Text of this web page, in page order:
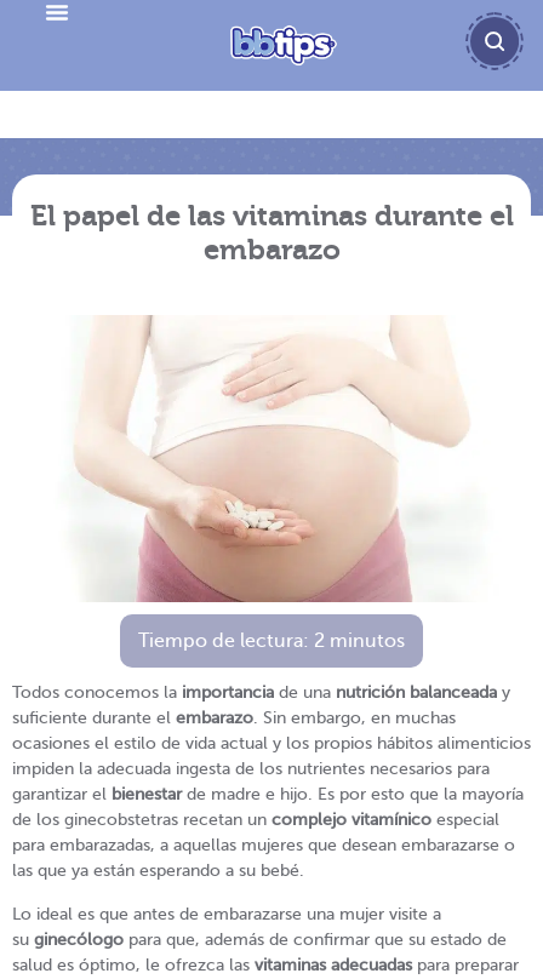
El papel de las vitaminas durante el
embarazo
Tiempo de lectura: 2 minutos
Todos conocemos la importancia de una nutrición balanceada y
suficiente durante el embarazo. Sin embargo, en muchas
ocasiones el estilo de vida actual y los propios hábitos alimenticios
impiden la adecuada ingesta de los nutrientes necesarios para
garantizar el bienestarde madre e hijo. Es por esto que la mayoría
de los ginecobstetras recetan un complejo vitamínico especial
para embarazadas, a aquellas mujeres que desean embarazarse o
las que ya están esperando a su bebé.
Lo ideal es que antes de embarazarse una mujer visite a
su ginecólogo para que, además de confirmar que su estado de
salud es óptimo, le ofrezca las vitaminas adecuadaspara preparar